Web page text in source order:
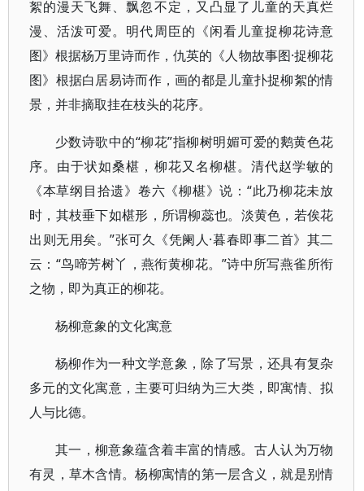
絮的漫天飞舞、飘忽不定，又凸显了儿童的天真烂
漫、活泼可爱。明代周臣的《闲看儿童捉柳花诗意
图》根据杨万里诗而作，仇英的《人物故事图·捉柳花
图》根据白居易诗而作，画的都是儿童扑捉柳絮的情
景，并非摘取挂在枝头的花序。
少数诗歌中的“柳花”指柳树明媚可爱的鹅黄色花
序。由于状如桑椹，柳花又名柳椹。清代赵学敏的
《本草纲目拾遗》卷六《柳椹》说：“此乃柳花未放
时，其枝垂下如椹形，所谓柳蕊也。淡黄色，若俟花
出则无用矣。”张可久《凭阑人·暮春即事二首》其二
云：“鸟啼芳树丫，燕衔黄柳花。”诗中所写燕雀所衔
之物，即为真正的柳花。
杨柳意象的文化寓意
杨柳作为一种文学意象，除了写景，还具有复杂
多元的文化寓意，主要可归纳为三大类，即寓情、拟
人与比德。
其一，柳意象蕴含着丰富的情感。古人认为万物
有灵，草木含情。杨柳寓情的第一层含义，就是别情